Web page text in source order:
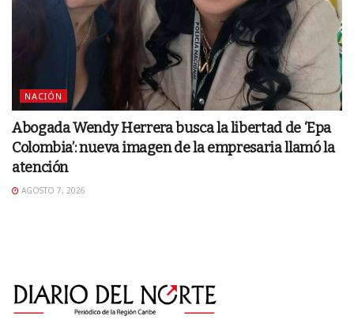
NACIÓN
Abogada Wendy Herrera busca la libertad de ‘Epa
Colombia’: nueva imagen de la empresaria llamó la
atención
AGOSTO 7, 2026